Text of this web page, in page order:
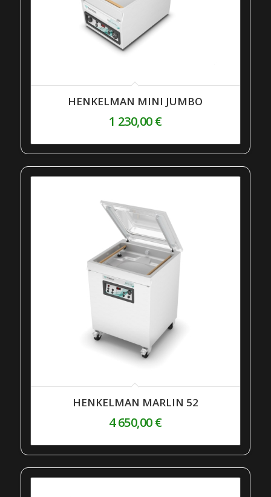
HENKELMAN MINI JUMBO
1 230,00€
HENKELMAN MARLIN 52
4 650,00€